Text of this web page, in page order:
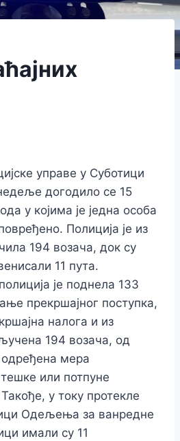
управе у Суботици
догодило се 15
у којима је једна особа
Полиција је из
194 возача, док су
11 пута.
је поднела 133
прекршајног поступка,
налога и из
194 возача, од
одређена мера
или потпуне
у току протекле
Одељења за ванредне
имали су 11